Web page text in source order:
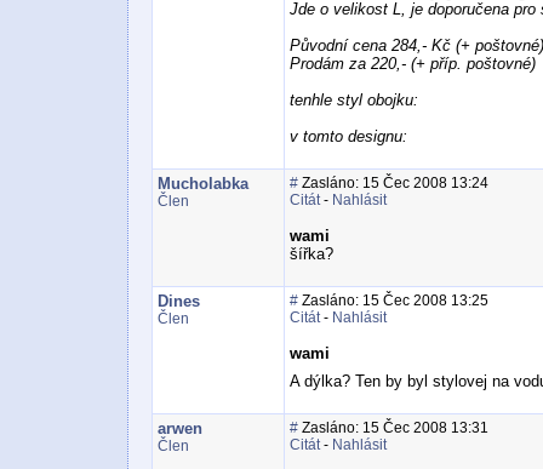
Jde o velikost L, je doporučena
Původní cena 284,- Kč (+ poštovné)
Prodám za 220,- (+ příp. poštovné)
tenhle styl obojku:
v tomto designu:
Mucholabka
Člen
# Zasláno: 15 Čec 2008 13:24
Citát- Nahlásit
wami
šířka?
Dines
Člen
# Zasláno: 15 Čec 2008 13:25
Citát- Nahlásit
wami
A dýlka? Ten by byl stylovej na
arwen
Člen
# Zasláno: 15 Čec 2008 13:31
Citát- Nahlásit